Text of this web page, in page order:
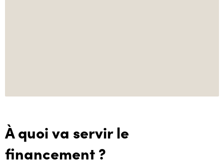
À quoi va servir le
financement ?